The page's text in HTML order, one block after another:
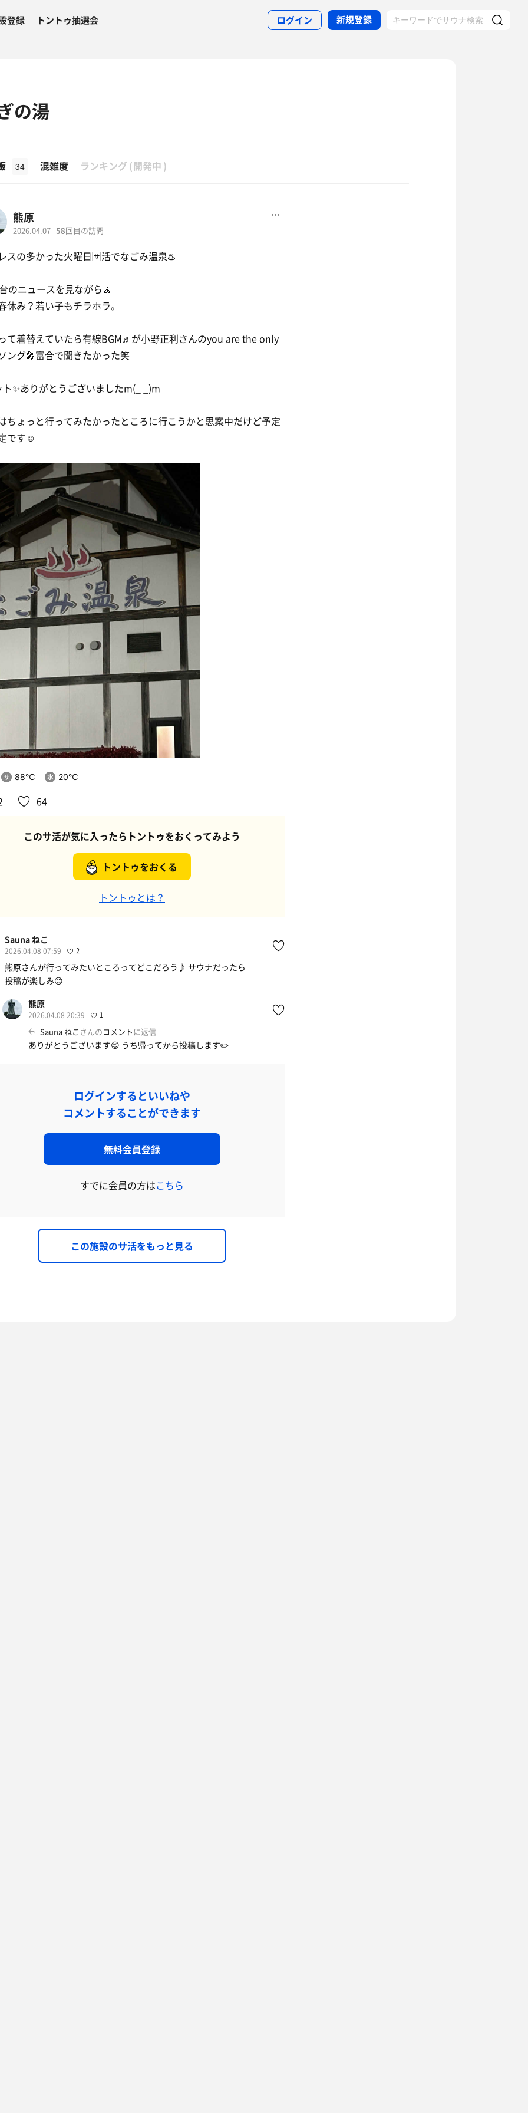
登録 トントゥ抽選会 ログイン 新規登録
の湯
34 混雑度 ランキング (開発中 )
熊原
2026.04.07 58回目の訪問
スの多かった火曜日🈂️活でなごみ温泉♨️
のニュースを見ながら🧘
休み？若い子もチラホラ。
て着替えていたら有線BGM♬が小野正利さんのyou are the only
ング🎤富合で聞きたかった笑
✨ありがとうございましたm(_ _)m
ちょっと行ってみたかったところに行こうかと思案中だけど予定
です☺️
88℃ 20℃
64
このサ活が気に入ったらトントゥをおくってみよう
トントゥをおくる
トントゥとは？
Sauna ねこ
2026.04.08 07:59 2
熊原さんが行ってみたいところってどこだろう♪ サウナだったら
投稿が楽しみ😊
熊原
2026.04.08 20:39 1
Sauna ねこ さんのコメントに返信
ありがとうございます😊 うち帰ってから投稿します✏️
ログインするといいねや
コメントすることができます
無料会員登録
すでに会員の方はこちら
この施設のサ活をもっと見る